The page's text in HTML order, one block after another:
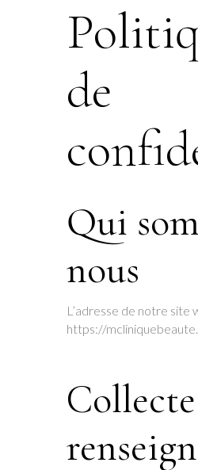
de
Qui
nous
L’adresse de notre site
https://